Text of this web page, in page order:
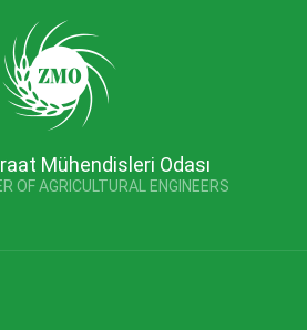
Mühendisleri Odası
OF AGRICULTURAL ENGINEERS